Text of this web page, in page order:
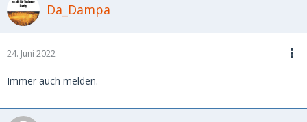
Da_Dampa
24. Juni 2022
Immer auch melden.